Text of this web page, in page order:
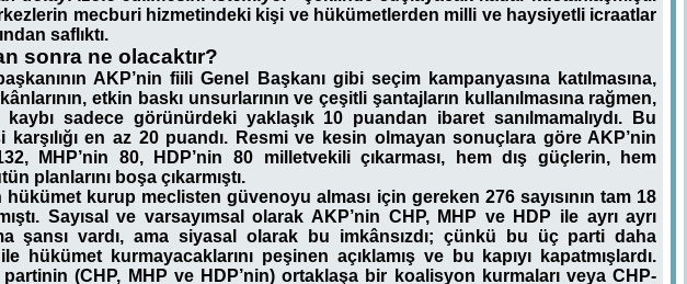
mecburi hizmetindeki kişi ve hükümetlerden milli ve haysiyetli icraatlar
saflıktı.
sonra ne olacaktır?
AKP’nin fiili Genel Başkanı gibi seçim kampanyasına katılmasına,
etkin baskı unsurlarının ve çeşitli şantajların kullanılmasına rağmen,
kaybı sadece görünürdeki yaklaşık 10 puandan ibaret sanılmamalıydı. Bu
karşılığı en az 20 puandı. Resmi ve kesin olmayan sonuçlara göre AKP’nin
MHP’nin 80, HDP’nin 80 milletvekili çıkarması, hem dış güçlerin, hem
planlarını boşa çıkarmıştı.
kurup meclisten güvenoyu alması için gereken 276 sayısının tam 18
Sayısal ve varsayımsal olarak AKP’nin CHP, MHP ve HDP ile ayrı ayrı
şansı vardı, ama siyasal olarak bu imkânsızdı; çünkü bu üç parti daha
hükümet kurmayacaklarını peşinen açıklamış ve bu kapıyı kapatmışlardı.
partinin (CHP, MHP ve HDP’nin) ortaklaşa bir koalisyon kurmaları veya CHP-